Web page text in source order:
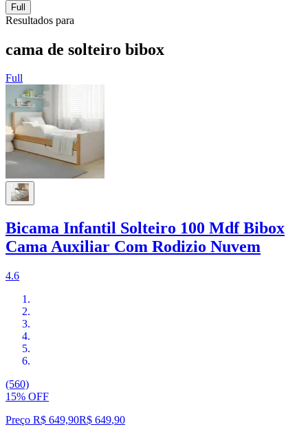
Full
Resultados para
cama de solteiro bibox
Full
Bicama Infantil Solteiro 100 Mdf Bibox
Cama Auxiliar Com Rodizio Nuvem
4.6
(560)
15% OFF
Preço R$ 649,90R$ 649,90